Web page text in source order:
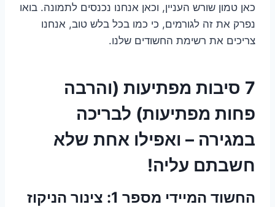
כאן טמון שורש העניין, וכאן אנחנו נכנסים לתמונה. בואו
נפרק את זה לגורמים, כי כמו בכל בלש טוב, אנחנו
צריכים את רשימת החשודים שלנו.
7 סיבות מפתיעות (והרבה
פחות מפתיעות) לבריכה
במגירה – ואפילו אחת שלא
חשבתם עליה!
החשוד המיידי מספר 1: צינור הניקוז